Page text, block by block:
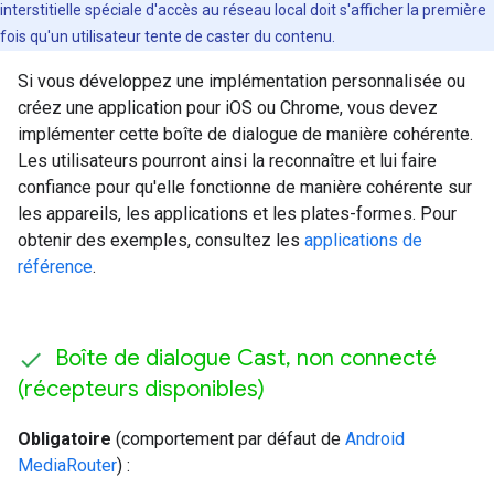
interstitielle spéciale d'accès au réseau local doit s'afficher la première
fois qu'un utilisateur tente de caster du contenu.
Si vous développez une implémentation personnalisée ou
créez une application pour iOS ou Chrome, vous devez
implémenter cette boîte de dialogue de manière cohérente.
Les utilisateurs pourront ainsi la reconnaître et lui faire
confiance pour qu'elle fonctionne de manière cohérente sur
les appareils, les applications et les plates-formes. Pour
obtenir des exemples, consultez les applications de
référence.
Boîte de dialogue Cast, non connecté
(récepteurs disponibles)
Obligatoire (comportement par défaut de Android
MediaRouter) :